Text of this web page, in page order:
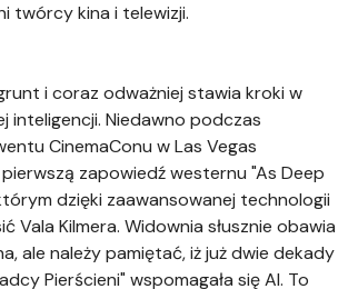
twórcy kina i telewizji.
i coraz odważniej stawia kroki w
inteligencji. Niedawno podczas
CinemaConu w Las Vegas
zapowiedź westernu "As Deep
dzięki zaawansowanej technologii
Vala Kilmera. Widownia słusznie obawia
ale należy pamiętać, iż już dwie dekady
Pierścieni" wspomagała się AI. To